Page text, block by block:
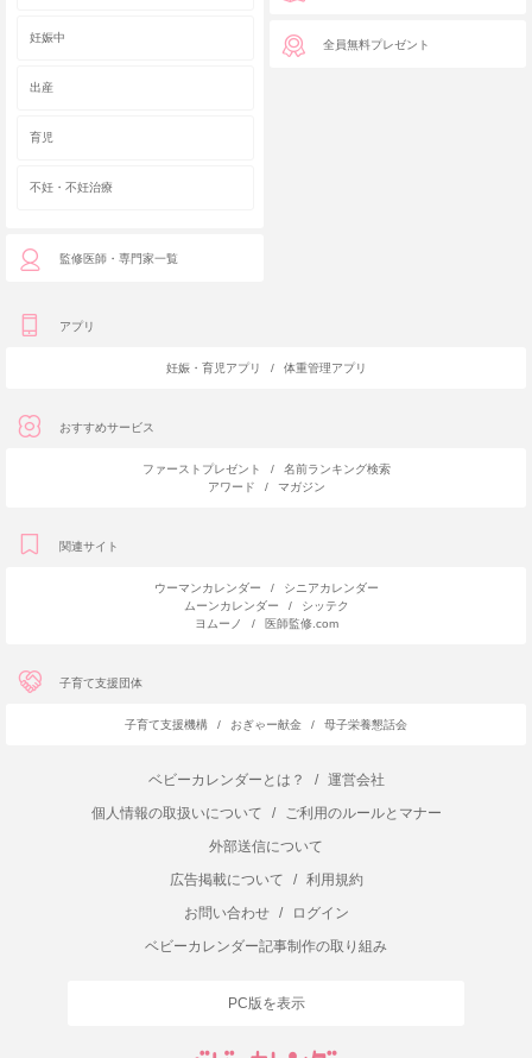
妊娠中
出産
育児
不妊・不妊治療
監修医師・専門家一覧
全員無料プレゼント
アプリ
妊娠・育児アプリ / 体重管理アプリ
おすすめサービス
ファーストプレゼント /
名前ランキング検索
アワード
/ マガジン
関連サイト
ウーマンカレンダー /
シニアカレンダー
ムーンカレンダー
/
シッテク
ヨムーノ
/ 医師監修.com
子育て支援団体
子育て支援機構 / おぎゃー献金 / 母子栄養懇話会
ベビーカレンダーとは？ /
運営会社
個人情報の取扱いについて
/
ご利用のルールとマナー
外部送信について
広告掲載について
/
利用規約
お問い合わせ
/
ログイン
ベビーカレンダー記事制作の取り組み
PC版を表示